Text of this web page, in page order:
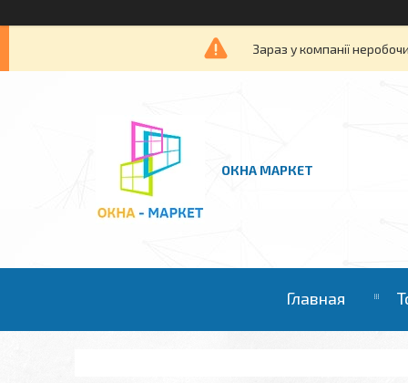
Зараз у компанії
ОКНА МАРКЕТ
Главная